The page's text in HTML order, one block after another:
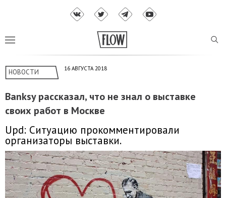
НОВОСТИ 16 АВГУСТА 2018
Banksy рассказал, что не знал о выставке
своих работ в Москве
Upd: Ситуацию прокомментировали
организаторы выставки.